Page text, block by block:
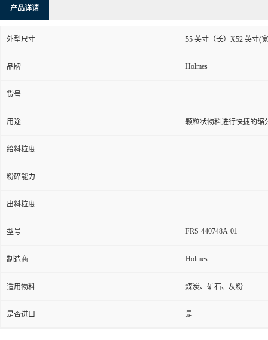
产品详请
外型尺寸 55 英寸（长）X52 英寸(
品牌 Holmes
货号
用途 颗粒状物料进行快捷的缩
给料粒度
粉碎能力
出料粒度
型号 FRS-440748A-01
制造商 Holmes
适用物料 煤炭、矿石、灰粉
是否进口 是